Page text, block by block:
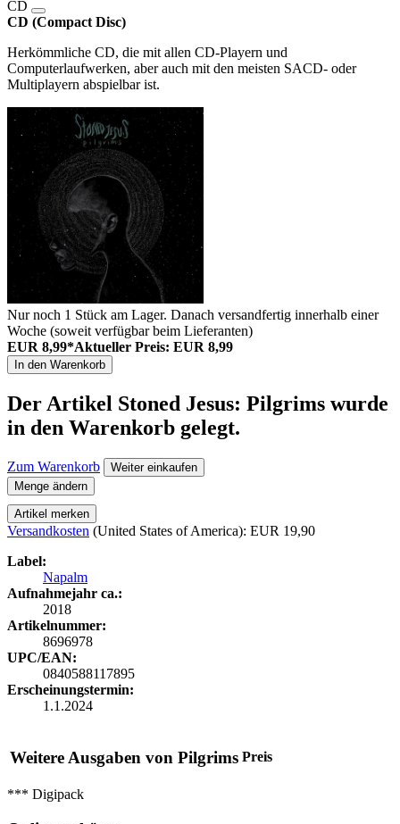
CD
CD (Compact Disc)
Herkömmliche CD, die mit allen CD-Playern und
Computerlaufwerken, aber auch mit den meisten SACD- oder
Multiplayern abspielbar ist.
Nur noch 1 Stück am Lager. Danach versandfertig innerhalb einer
Woche (soweit verfügbar beim Lieferanten)
EUR 8,99*Aktueller Preis: EUR 8,99
In den Warenkorb
Der Artikel Stoned Jesus: Pilgrims wurde
in den Warenkorb gelegt.
Zum Warenkorb
Weiter einkaufen
Menge ändern
Artikel merken
Versandkosten (United States of America): EUR 19,90
Label:
Napalm
Aufnahmejahr ca.:
2018
Artikelnummer:
8696978
UPC/EAN:
0840588117895
Erscheinungstermin:
1.1.2024
Weitere Ausgaben von Pilgrims Preis
*** Digipack